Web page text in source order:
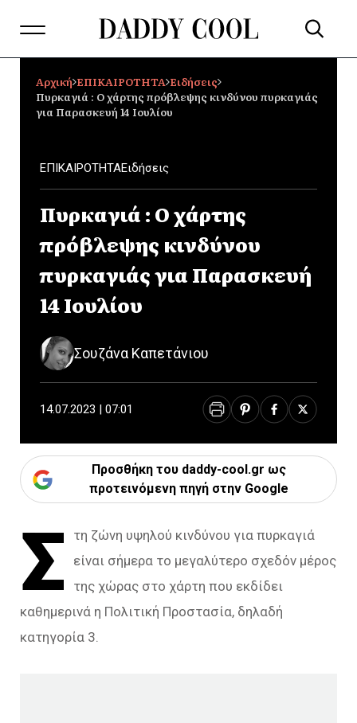
Αρχική ΕΠΙΚΑΙΡΟΤΗΤΑ Ειδήσεις
Πυρκαγιά : Ο χάρτης πρόβλεψης κινδύνου πυρκαγιάς
για Παρασκευή 14 Ιουλίου
ΕΠΙΚΑΙΡΟΤΗΤΑΕιδήσεις
Πυρκαγιά : Ο χάρτης
πρόβλεψης κινδύνου
πυρκαγιάς για Παρασκευή
14 Ιουλίου
Σουζάνα Καπετάνιου
14.07.2023 | 07:01
Προσθήκη του daddy-cool.gr ως
προτεινόμενη πηγή στην Google
Σ
τη ζώνη υψηλού κινδύνου για πυρκαγιά
είναι σήμερα το μεγαλύτερο σχεδόν μέρος
της χώρας στο χάρτη που εκδίδει
καθημερινά η Πολιτική Προστασία, δηλαδή
κατηγορία 3.